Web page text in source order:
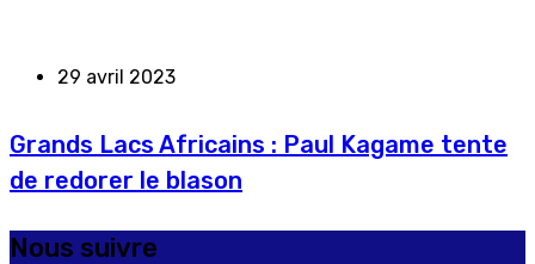
29 avril 2023
Grands Lacs Africains : Paul Kagame tente
de redorer le blason
Nous suivre